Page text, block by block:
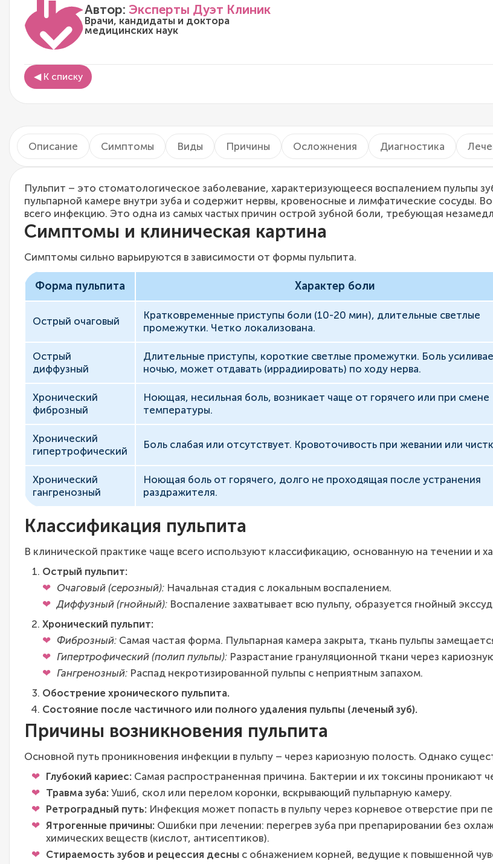
Автор: Эксперты Дуэт Клиник
Врачи, кандидаты и доктора
медицинских наук
◀ К списку
Описание Симптомы Виды Причины Осложнения Диагностика
Пульпит – это стоматологическое заболевание, характеризующееся воспалением пульпы
пульпарной камере внутри зуба и содержит нервы, кровеносные и лимфатические сосуды.
всего инфекцию. Это одна из самых частых причин острой зубной боли, требующая
Симптомы и клиническая картина
Симптомы сильно варьируются в зависимости от формы пульпита.
Форма пульпита Характер боли
Острый очаговый
Кратковременные приступы боли (10-20 мин), длительные светлые
промежутки. Четко локализована.
Острый
диффузный
Длительные приступы, короткие светлые промежутки. Боль
ночью, может отдавать (иррадиировать) по ходу нерва.
Хронический
фиброзный
Ноющая, несильная боль, возникает чаще от горячего или при смене
температуры.
Хронический
гипертрофический
Боль слабая или отсутствует. Кровоточивость при жевании или
Хронический
гангренозный
Ноющая боль от горячего, долго не проходящая после устранения
раздражителя.
Классификация пульпита
В клинической практике чаще всего используют классификацию, основанную на течении и
Острый пульпит:
Очаговый (серозный): Начальная стадия с локальным воспалением.
Диффузный (гнойный): Воспаление захватывает всю пульпу, образуется гнойный
Хронический пульпит:
Фиброзный: Самая частая форма. Пульпарная камера закрыта, ткань пульпы
Гипертрофический (полип пульпы): Разрастание грануляционной ткани через
Гангренозный: Распад некротизированной пульпы с неприятным запахом.
Обострение хронического пульпита.
Состояние после частичного или полного удаления пульпы (леченый зуб).
Причины возникновения пульпита
Основной путь проникновения инфекции в пульпу – через кариозную полость. Однако
Глубокий кариес: Самая распространенная причина. Бактерии и их токсины проникают
Травма зуба: Ушиб, скол или перелом коронки, вскрывающий пульпарную камеру.
Ретроградный путь: Инфекция может попасть в пульпу через корневое отверстие при
Ятрогенные причины: Ошибки при лечении: перегрев зуба при препарировании без
химических веществ (кислот, антисептиков).
Стираемость зубов и рецессия десны с обнажением корней, ведущие к повышенной